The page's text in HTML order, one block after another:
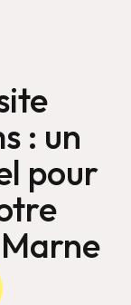
: un
pour